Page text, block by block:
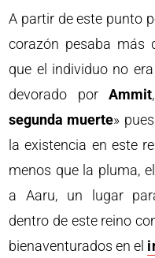
A partir de este punto
corazón pesaba más
que el individuo no
devorado porAmmit
segunda muerte»
la existencia en este
menos que la pluma,
a Aaru, un lugar
dentro de este reino
bienaventurados en el